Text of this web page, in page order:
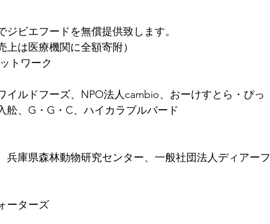
ビエフードを無償提供致します。
は医療機関に全額寄附）
トワーク
イルドフーズ、NPO法人cambio、おーけすとら・ぴっ
舩、G・G・C、ハイカラブルバード
兵庫県森林動物研究センター、一般社団法人ディアーフ
ーターズ